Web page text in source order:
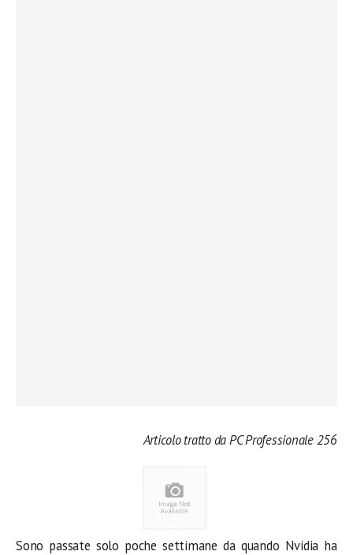
Articolo tratto da PC Professionale 256
Sono passate solo poche settimane da quando Nvidia ha